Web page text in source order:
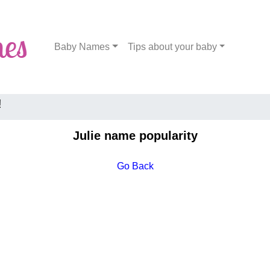
Baby Names Tips about your baby
Julie name popularity
Go Back